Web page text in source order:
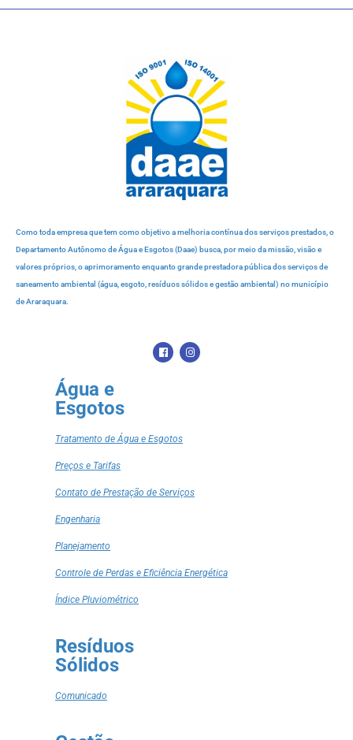
Como toda empresa que tem como objetivo a melhoria contínua dos serviços prestados, o
Departamento Autônomo de Água e Esgotos (Daae) busca, por meio da missão, visão e
valores próprios, o aprimoramento enquanto grande prestadora pública dos serviços de
saneamento ambiental (água, esgoto, resíduos sólidos e gestão ambiental) no município
de Araraquara.
Água e
Esgotos
Tratamento de Água e Esgotos
Preços e Tarifas
Contato de Prestação de Serviços
Engenharia
Planejamento
Controle de Perdas e Eficiência Energética
Índice Pluviométrico
Resíduos
Sólidos
Comunicado